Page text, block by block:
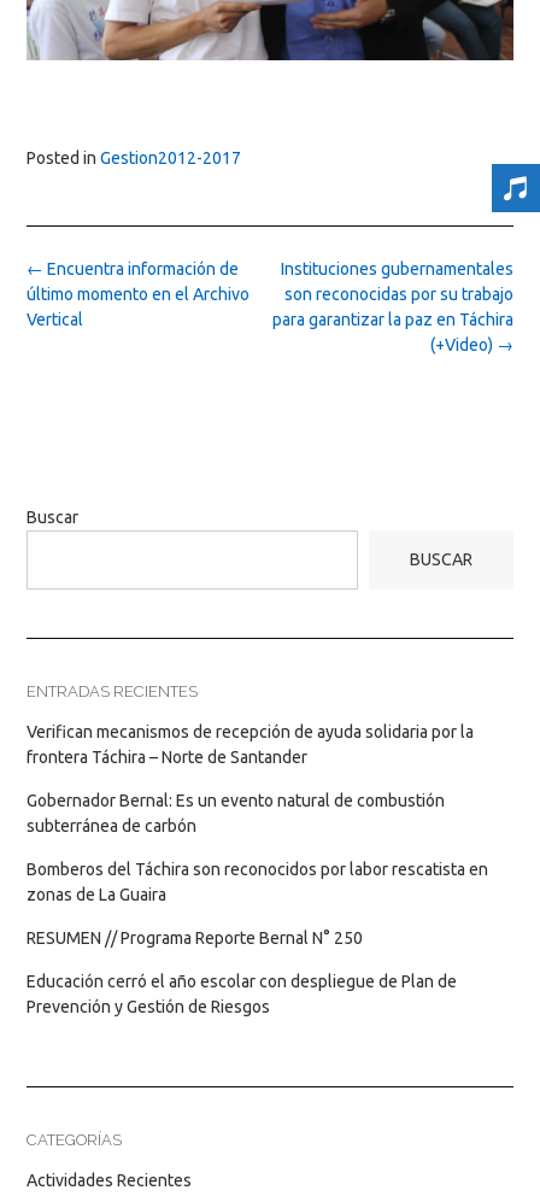
Posted in Gestion2012-2017
Post
navigation
Instituciones gubernamentales
son reconocidas por su trabajo
para garantizar la paz en Táchira
(+Video) →
← Encuentra información de
último momento en el Archivo
Vertical
Buscar
BUSCAR
ENTRADAS RECIENTES
Verifican mecanismos de recepción de ayuda solidaria por la
frontera Táchira – Norte de Santander
Gobernador Bernal: Es un evento natural de combustión
subterránea de carbón
Bomberos del Táchira son reconocidos por labor rescatista en
zonas de La Guaira
RESUMEN // Programa Reporte Bernal N° 250
Educación cerró el año escolar con despliegue de Plan de
Prevención y Gestión de Riesgos
CATEGORÍAS
Actividades Recientes